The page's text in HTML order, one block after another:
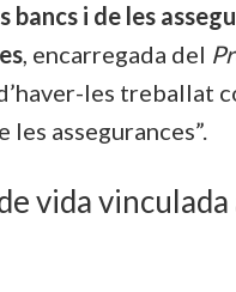
bancs i de les
, encarregada del
les treballat
assegurances”.
vida